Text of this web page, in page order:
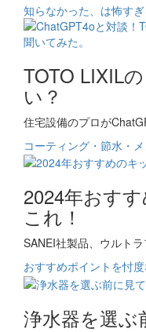
知らなかった、は怖すぎ
TOTO LIXIL
い？
住宅設備のプロが
コーティング・節水・
2024年おす
これ！
SANEI社製品、ウルト
おすすめポイントを忖
浄水器を選